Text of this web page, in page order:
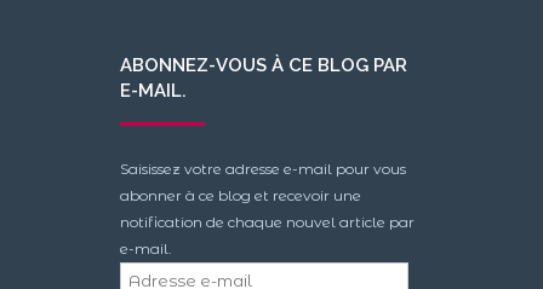
ABONNEZ-VOUS À CE BLOG PAR
E-MAIL.
Saisissez votre adresse e-mail pour vous
abonner à ce blog et recevoir une
notification de chaque nouvel article par
e-mail.
Adresse